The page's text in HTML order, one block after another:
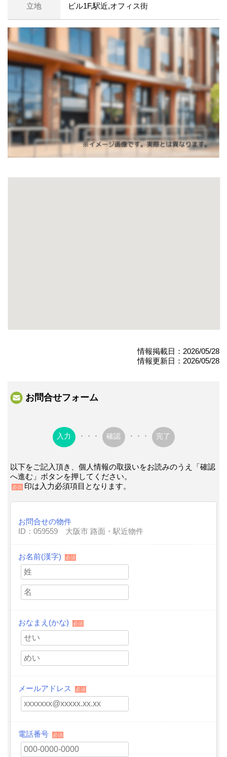
立地 ビル1F,駅近,オフィス街
情報掲載日：2026/05/28
情報更新日：2026/05/28
お問合せフォーム
入力 ・・・ 確認 ・・・ 完了
以下をご記入頂き、個人情報の取扱いをお読みのうえ「確認
へ進む」ボタンを押してください。
必須 印は入力必須項目となります。
お問合せの物件
ID：059559 大阪市 路面・駅近物件
お名前(漢字) 必須
おなまえ(かな) 必須
メールアドレス 必須
電話番号 必須